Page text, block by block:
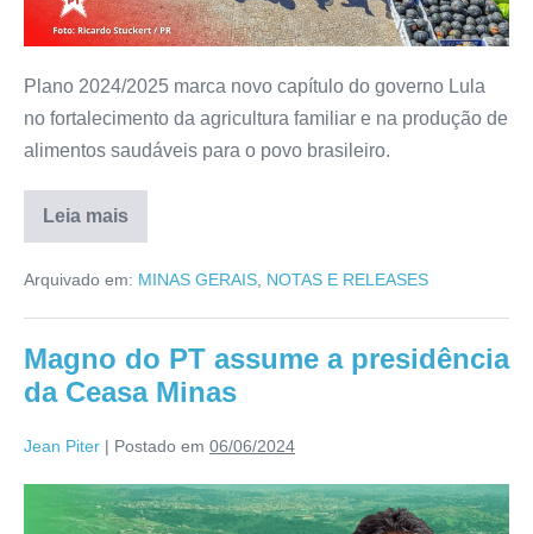
Plano 2024/2025 marca novo capítulo do governo Lula
no fortalecimento da agricultura familiar e na produção de
alimentos saudáveis para o povo brasileiro.
Leia mais
Arquivado em: MINAS GERAIS NOTAS E RELEASES
Magno do PT assume a presidência
da Ceasa Minas
Jean Piter | Postado em 06/06/2024